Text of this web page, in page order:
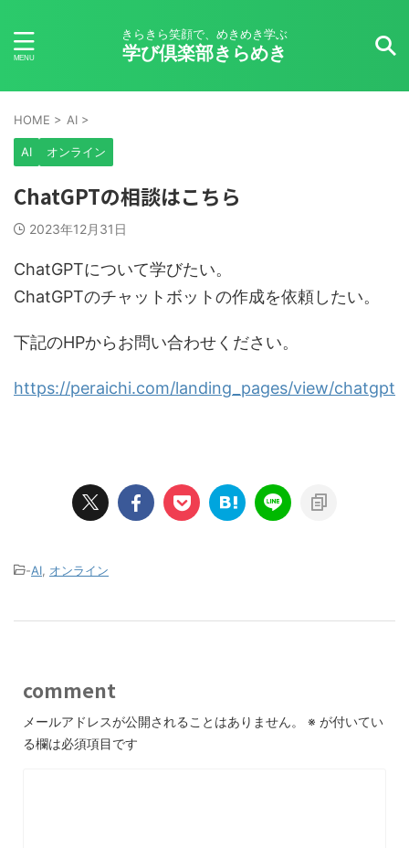
きらきら笑顔で、めきめき学ぶ
学び倶楽部きらめき
HOME > AI >
AI オンライン
ChatGPTの相談はこちら
2023年12月31日
ChatGPTについて学びたい。
ChatGPTのチャットボットの作成を依頼したい。
下記のHPからお問い合わせください。
https://peraichi.com/landing_pages/view/chatgpt
-AI オンライン
comment
メールアドレスが公開されることはありません。 ※ が付いてい
る欄は必須項目です